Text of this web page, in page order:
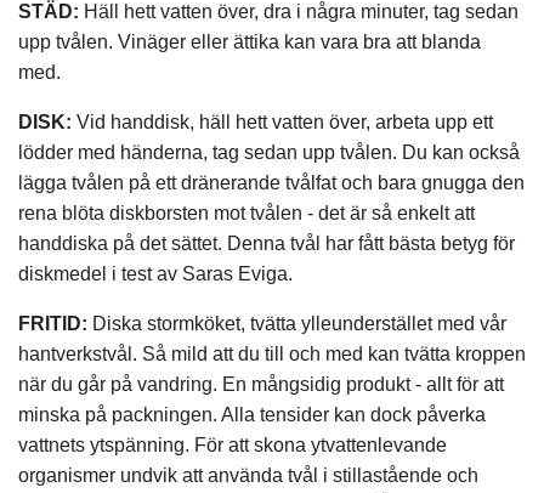
STÄD: Häll hett vatten över, dra i några minuter, tag sedan
upp tvålen. Vinäger eller ättika kan vara bra att blanda
med.
DISK: Vid handdisk, häll hett vatten över, arbeta upp ett
lödder med händerna, tag sedan upp tvålen. Du kan också
lägga tvålen på ett dränerande tvålfat och bara gnugga den
rena blöta diskborsten mot tvålen - det är så enkelt att
handdiska på det sättet. Denna tvål har fått bästa betyg för
diskmedel i test av Saras Eviga.
FRITID: Diska stormköket, tvätta ylleunderstället med vår
hantverkstvål. Så mild att du till och med kan tvätta kroppen
när du går på vandring. En mångsidig produkt - allt för att
minska på packningen. Alla tensider kan dock påverka
vattnets ytspänning. För att skona ytvattenlevande
organismer undvik att använda tvål i stillastående och